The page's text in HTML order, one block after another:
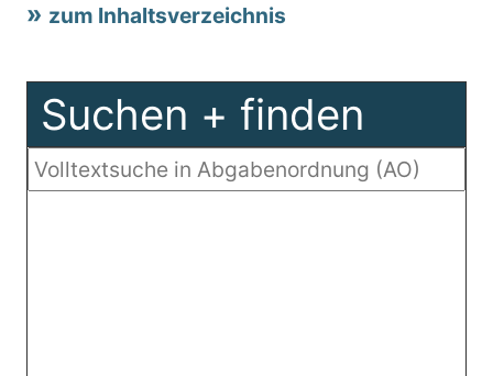
zum Inhaltsverzeichnis
Suchen + finden